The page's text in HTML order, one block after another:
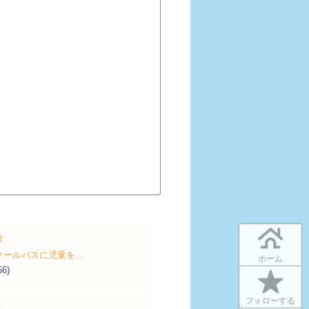
ホーム
フォローする
ールバスに児童を…